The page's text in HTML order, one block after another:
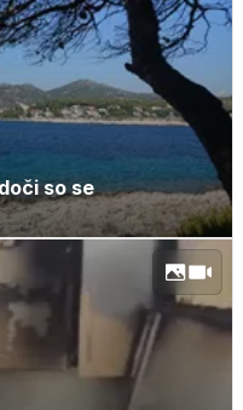
so se